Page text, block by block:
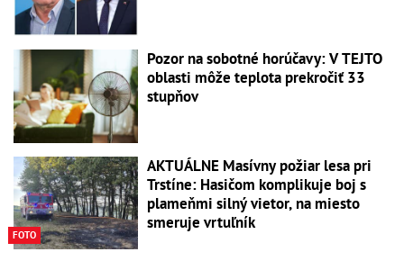
Pozor na sobotné horúčavy: V TEJTO
oblasti môže teplota prekročiť 33
stupňov
FOTO
AKTUÁLNE Masívny požiar lesa pri
Trstíne: Hasičom komplikuje boj s
plameňmi silný vietor, na miesto
smeruje vrtuľník